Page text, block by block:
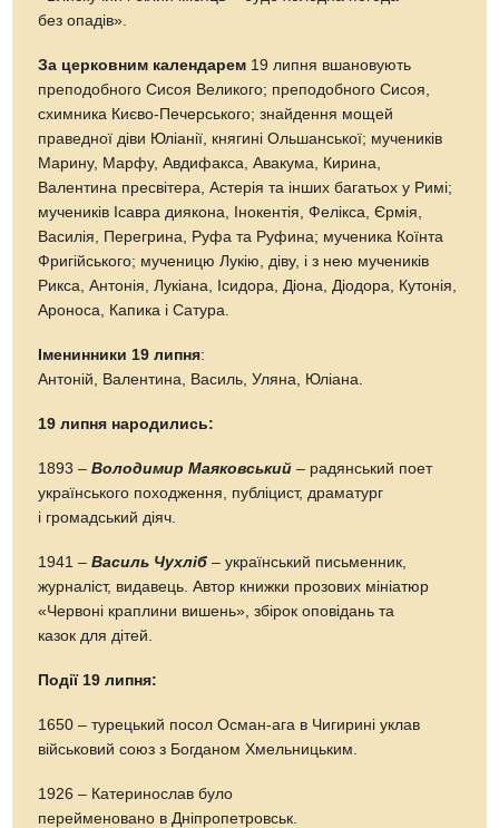
без опадів».
За церковним календарем 19 липня вшановують
преподобного Сисоя Великого; преподобного Сисоя,
схимника Києво-Печерського; знайдення мощей
праведної діви Юліанії, княгині Ольшанської; мучеників
Марину, Марфу, Авдифакса, Авакума, Кирина,
Валентина пресвітера, Астерія та інших багатьох у Римі;
мучеників Ісавра диякона, Інокентія, Фелікса, Єрмія,
Василія, Перегрина, Руфа та Руфина; мученика Коїнта
Фригійського; мученицю Лукію, діву, і з нею мучеників
Рикса, Антонія, Лукіана, Ісидора, Діона, Діодора, Кутонія,
Ароноса, Капика і Сатура.
Іменинники 19 липня:
Антоній, Валентина, Василь, Уляна, Юліана.
19 липня народились:
1893 –Володимир Маяковський – радянський поет
українського походження, публіцист, драматург
і громадський діяч.
1941 –Василь Чухліб – український письменник,
журналіст, видавець. Автор книжки прозових мініатюр
«Червоні краплини вишень», збірок оповідань та
казок для дітей.
Події 19 липня:
1650 – турецький посол Осман-ага в Чигирині уклав
військовий союз з Богданом Хмельницьким.
1926 – Катеринослав було
перейменовано в Дніпропетровськ.